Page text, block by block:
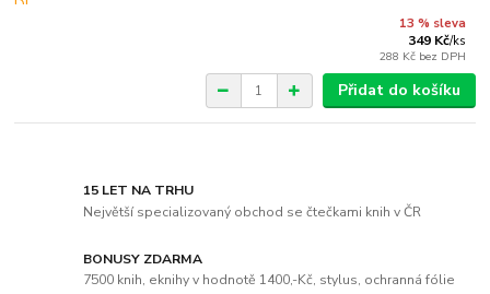
13 % sleva
349 Kč/ks
288 Kč bez DPH
Přidat do košíku
15 LET NA TRHU
Největší specializovaný obchod se čtečkami knih v ČR
BONUSY ZDARMA
7500 knih, eknihy v hodnotě 1400,-Kč, stylus, ochranná fólie